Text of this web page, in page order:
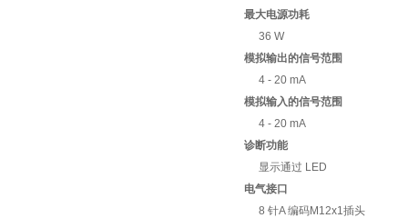
最大电源功耗
36 W
模拟输出的信号范围
4 - 20 mA
模拟输入的信号范围
4 - 20 mA
诊断功能
显示通过 LED
电气接口
8 针A 编码M12x1插头